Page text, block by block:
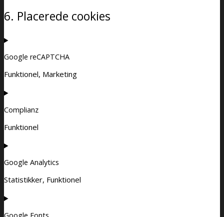
6. Placerede cookies
Google reCAPTCHA
Funktionel, Marketing
Complianz
Funktionel
Google Analytics
Statistikker, Funktionel
Google Fonts